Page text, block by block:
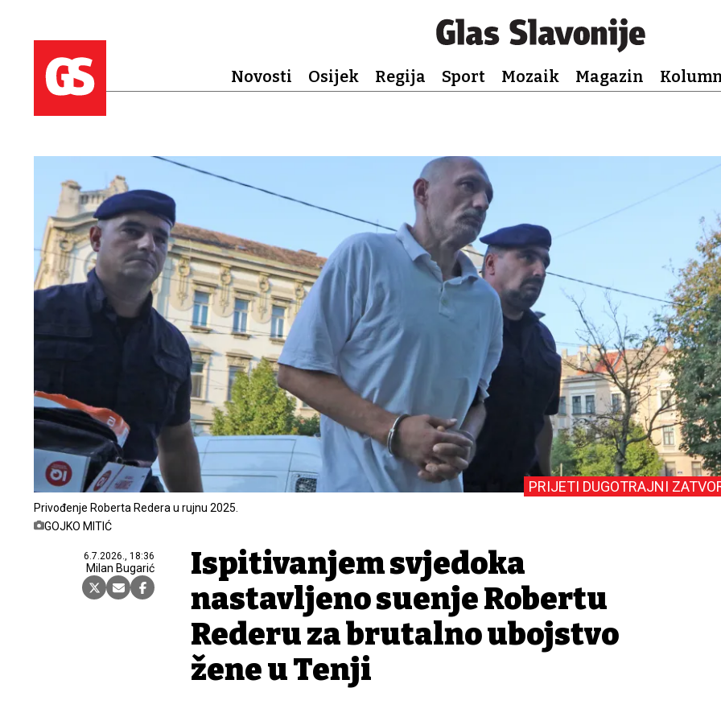
Novosti Osijek Regija Sport Mozaik Magazin
Privođenje Roberta Redera u rujnu 2025.
GOJKO MITIĆ
6.7.2026., 18:36
Milan Bugarić
PRIJETI DUGOTRAJNI
Ispitivanjem svjedoka
nastavljeno suđenje Robertu
Rederu za brutalno ubojstvo
žene u Tenji